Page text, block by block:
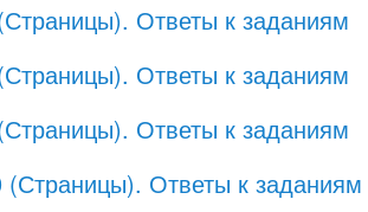
Ответы к заданиям
Ответы к заданиям
Ответы к заданиям
Ответы к заданиям